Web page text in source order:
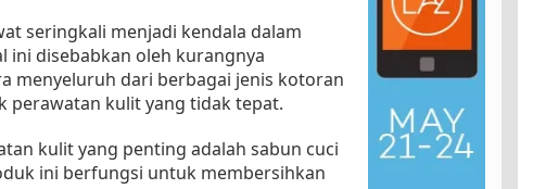
seringkali menjadi kendala dalam
ini disebabkan oleh kurangnya
menyeluruh dari berbagai jenis kotoran
perawatan kulit yang tidak tepat.
kulit yang penting adalah sabun cuci
ini berfungsi untuk membersihkan